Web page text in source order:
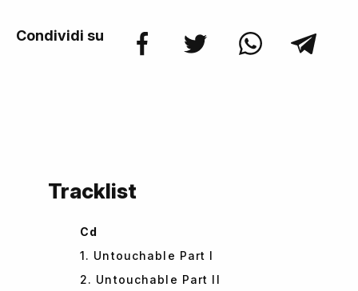
Condividi su
Tracklist
Cd
1. Untouchable Part I
2. Untouchable Part II